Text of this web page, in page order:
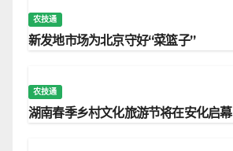
农技通
新发地市场为北京守好“菜篮子”
农技通
湖南春季乡村文化旅游节将在安化启幕